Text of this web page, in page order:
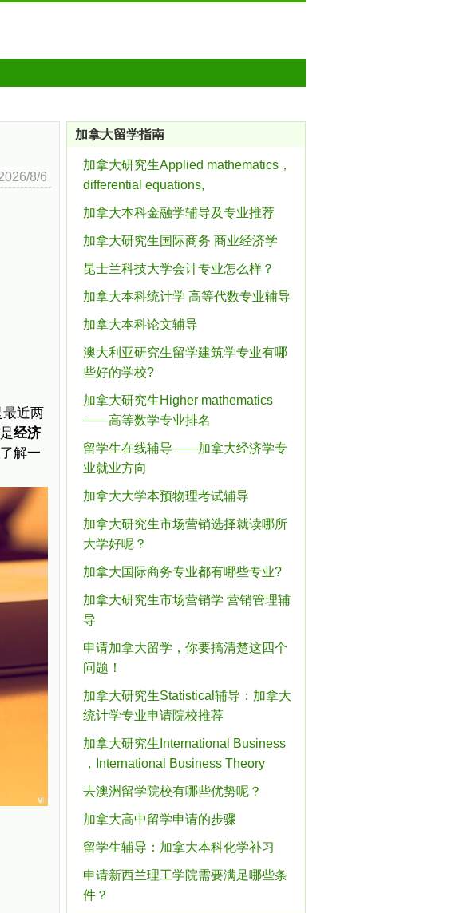
8/6
近两
经济
解一
加拿大留学指南
加拿大研究生Applied mathematics，
differential equations,
加拿大本科金融学辅导及专业推荐
加拿大研究生国际商务 商业经济学
昆士兰科技大学会计专业怎么样？
加拿大本科统计学 高等代数专业辅导
加拿大本科论文辅导
澳大利亚研究生留学建筑学专业有哪
些好的学校?
加拿大研究生Higher mathematics
——高等数学专业排名
留学生在线辅导——加拿大经济学专
业就业方向
加拿大大学本预物理考试辅导
加拿大研究生市场营销选择就读哪所
大学好呢？
加拿大国际商务专业都有哪些专业?
加拿大研究生市场营销学 营销管理辅
导
申请加拿大留学，你要搞清楚这四个
问题！
加拿大研究生Statistical辅导：加拿大
统计学专业申请院校推荐
加拿大研究生International Business
，International Business Theory
去澳洲留学院校有哪些优势呢？
加拿大高中留学申请的步骤
留学生辅导：加拿大本科化学补习
申请新西兰理工学院需要满足哪些条
件？